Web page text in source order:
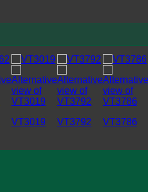
VT3019 VT3792 VT3786